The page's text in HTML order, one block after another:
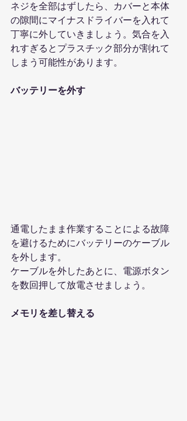
ネジを全部はずしたら、カバーと本体
の隙間にマイナスドライバーを入れて
丁寧に外していきましょう。気合を入
れすぎるとプラスチック部分が割れて
しまう可能性があります。
バッテリーを外す
通電したまま作業することによる故障
を避けるためにバッテリーのケーブル
を外します。
ケーブルを外したあとに、電源ボタン
を数回押して放電させましょう。
メモリを差し替える